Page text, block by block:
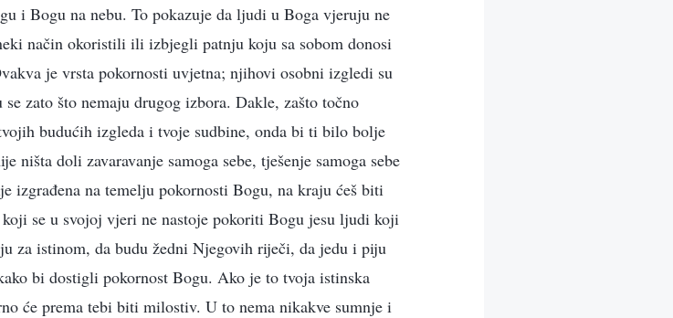
i Bogu na nebu. To pokazuje da ljudi u Boga vjeruju ne
način okoristili ili izbjegli patnju koju sa sobom donosi
je vrsta pokornosti uvjetna; njihovi osobni izgledi su
zato što nemaju drugog izbora. Dakle, zašto točno
budućih izgleda i tvoje sudbine, onda bi ti bilo bolje
ništa doli zavaravanje samoga sebe, tješenje samoga sebe
izgrađena na temelju pokornosti Bogu, na kraju ćeš biti
se u svojoj vjeri ne nastoje pokoriti Bogu jesu ljudi koji
za istinom, da budu žedni Njegovih riječi, da jedu i piju
bi dostigli pokornost Bogu. Ako je to tvoja istinska
će prema tebi biti milostiv. U to nema nikakve sumnje i